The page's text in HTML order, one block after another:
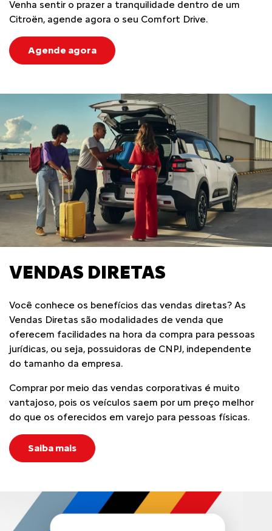
Venha sentir o prazer a tranquilidade dentro de um
Citroën, agende agora o seu Comfort Drive.
Agende agora
VENDAS DIRETAS
Você conhece os benefícios das vendas diretas? As
Vendas Diretas são modalidades de venda que
oferecem facilidades na hora da compra para pessoas
jurídicas, ou seja, possuidoras de CNPJ, independente
do tamanho da empresa.
Comprar por meio das vendas corporativas é muito
vantajoso, pois os veículos saem por um preço melhor
do que os oferecidos em varejo para pessoas físicas.
Saiba mais